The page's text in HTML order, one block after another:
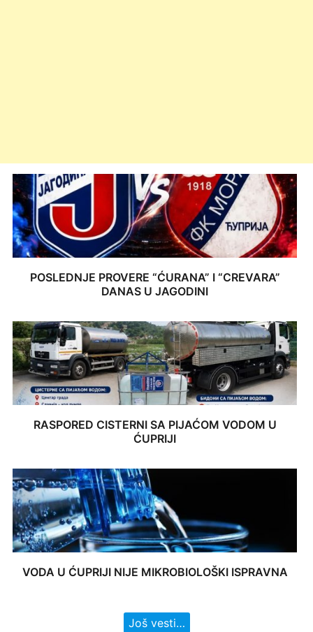
POSLEDNJE PROVERE “ĆURANA” I “CREVARA”
DANAS U JAGODINI
RASPORED CISTERNI SA PIJAĆOM VODOM U
ĆUPRIJI
VODA U ĆUPRIJI NIJE MIKROBIOLOŠKI ISPRAVNA
Još vesti…